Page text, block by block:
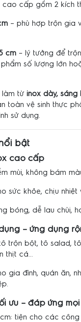
cao cấp gồm 2 kích
– phù hợp trộn gia
cm– lý tưởng để
số lượng lớn
làm từ inox dày, sáng
toàn vệ sinh thực
sử dụng.
bật
cao cấp
mùi, không bám
sức khỏe, chịu nhiệt
bóng, dễ lau chùi,
– ứng dụng
trộn bột, tô salad,
thịt cá…
gia đình, quán ăn,
ưu – đáp ứng
cm: tiện cho các công